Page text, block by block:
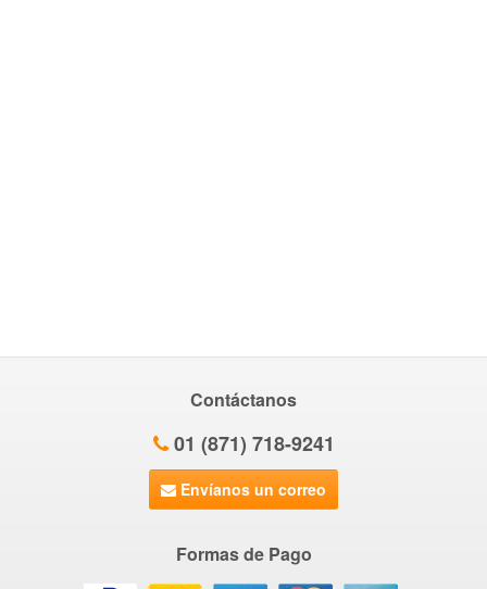
Contáctanos
01 (871) 718-9241
Envíanos un correo
Formas de Pago